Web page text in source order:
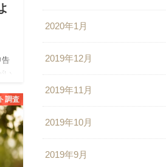
告
い調査
2020年1月
2019年12月
2019年11月
2019年10月
2019年9月